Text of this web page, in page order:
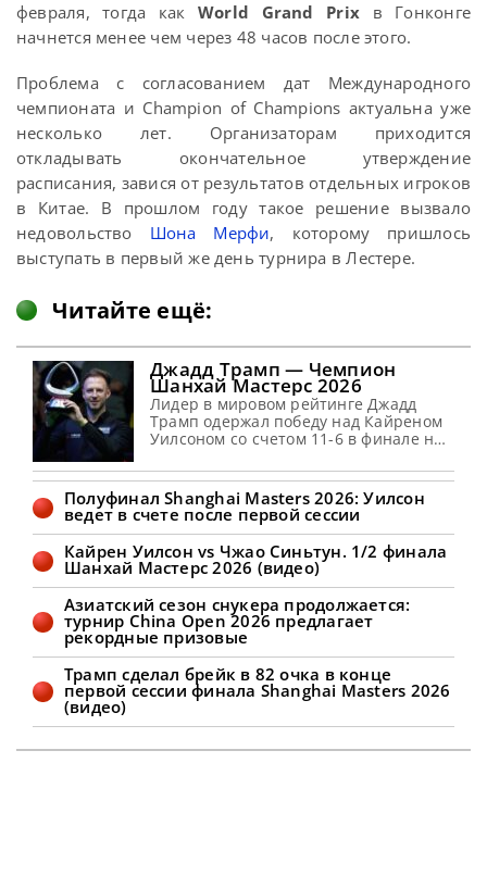
февраля, тогда как World Grand Prix в Гонконге
начнется менее чем через 48 часов после этого.
Проблема с согласованием дат Международного
чемпионата и Champion of Champions актуальна уже
несколько лет. Организаторам приходится
откладывать окончательное утверждение
расписания, завися от результатов отдельных игроков
в Китае. В прошлом году такое решение вызвало
недовольство Шона Мерфи, которому пришлось
выступать в первый же день турнира в Лестере.
Читайте ещё:
Джадд Трамп — Чемпион
Шанхай Мастерс 2026
Лидер в мировом рейтинге Джадд
Трамп одержал победу над Кайреном
Уилсоном со счетом 11-6 в финале на
сообщает WST Джадд Трамп,
занимающий первую строчку
мирового рейтинга, в очередной раз
продемонстрировал свое мастерство,
одержав победу на престижном
турнире Shanghai Masters. В финале
он встретился с действующим
Чемпионом Кайреном Уилсоном и
одержал уверенную
Полуфинал Shanghai Masters 2026: Уилсон
ведет в счете после первой сессии
Кайрен Уилсон vs Чжао Синьтун. 1/2 финала
Шанхай Мастерс 2026 (видео)
Азиатский сезон снукера продолжается:
турнир China Open 2026 предлагает
рекордные призовые
Трамп сделал брейк в 82 очка в конце
первой сессии финала Shanghai Masters 2026
(видео)